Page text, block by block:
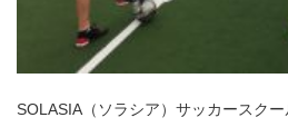
SOLASIA（ソラシア）サッカースク